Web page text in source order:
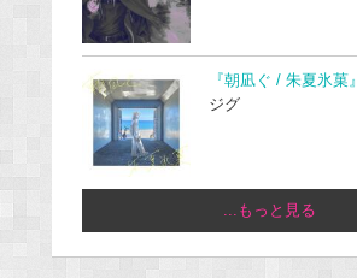
『朝凪ぐ / 朱夏氷菓』
ジグ
...もっと見る